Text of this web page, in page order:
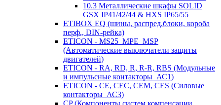
10.3 Металлические шкафы SOLID
GSX IP41/42/44 & HXS IP65/55
ETIBOX EQ (шины, распред.блоки, короба
перф., DIN-рейка)
ETICON - MS25_MPE_MSP
(Автоматические выключатели защиты
двигателей)
ETICON - RA, RD, R, R-R, RBS (Модульные
и импульсные контакторы_АС1)
ETICON - CE, CEC, CEM, CES (Силовые
контакторы_АС3)
CP (Компоненты систем компенсации